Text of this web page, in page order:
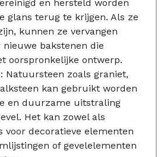
en hersteld worden
glans terug te krijgen. Als ze
kunnen ze vervangen
bakstenen die
oorspronkelijke ontwerp.
Natuursteen zoals graniet,
kan gebruikt worden
en duurzame uitstraling
Het kan zowel als
voor decoratieve elementen
of gevelelementen